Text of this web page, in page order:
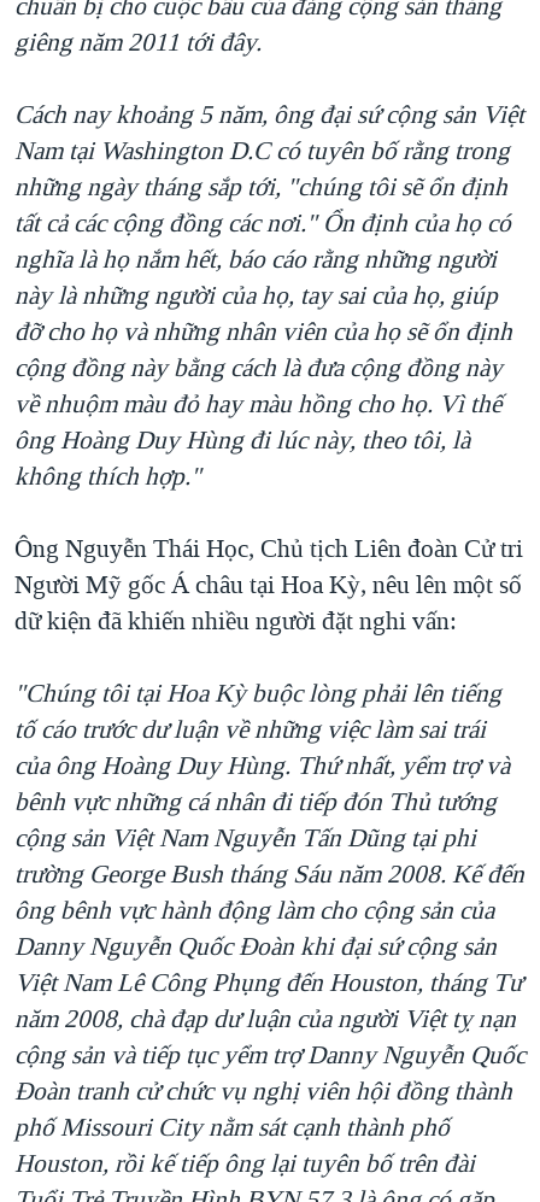
giêng năm 2011 tới đây.
Cách nay khoảng 5 năm, ông đại sứ cộng sản Việt
Nam tại Washington D.C có tuyên bố rằng trong
những ngày tháng sắp tới, "chúng tôi sẽ ổn định
tất cả các cộng đồng các nơi." Ổn định của họ có
nghĩa là họ nắm hết, báo cáo rằng những người
này là những người của họ, tay sai của họ, giúp
đỡ cho họ và những nhân viên của họ sẽ ổn định
cộng đồng này bằng cách là đưa cộng đồng này
về nhuộm màu đỏ hay màu hồng cho họ. Vì thế
ông Hoàng Duy Hùng đi lúc này, theo tôi, là
không thích hợp."
Ông Nguyễn Thái Học, Chủ tịch Liên đoàn Cử tri
Người Mỹ gốc Á châu tại Hoa Kỳ, nêu lên một số
dữ kiện đã khiến nhiều người đặt nghi vấn:
"Chúng tôi tại Hoa Kỳ buộc lòng phải lên tiếng
tố cáo trước dư luận về những việc làm sai trái
của ông Hoàng Duy Hùng. Thứ nhất, yểm trợ và
bênh vực những cá nhân đi tiếp đón Thủ tướng
cộng sản Việt Nam Nguyễn Tấn Dũng tại phi
trường George Bush tháng Sáu năm 2008. Kế đến
ông bênh vực hành động làm cho cộng sản của
Danny Nguyễn Quốc Đoàn khi đại sứ cộng sản
Việt Nam Lê Công Phụng đến Houston, tháng Tư
năm 2008, chà đạp dư luận của người Việt tỵ nạn
cộng sản và tiếp tục yểm trợ Danny Nguyễn Quốc
Đoàn tranh cử chức vụ nghị viên hội đồng thành
phố Missouri City nằm sát cạnh thành phố
Houston, rồi kế tiếp ông lại tuyên bố trên đài